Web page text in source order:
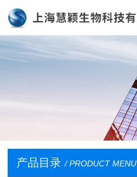
产品目录 / PRODUCT MENU